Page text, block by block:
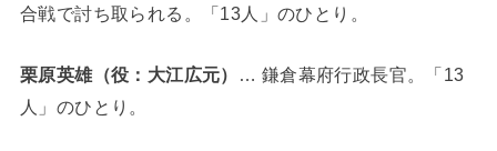
合戦で討ち取られる。「13人」のひとり。
栗原英雄（役：大江広元）
… 鎌倉幕府行政長官。「13
人」のひとり。